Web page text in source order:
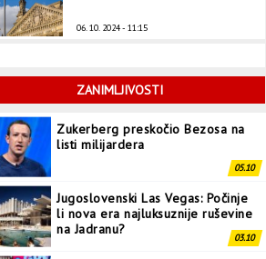
06. 10. 2024 - 11:15
ZANIMLJIVOSTI
Zukerberg preskočio Bezosa na
listi milijardera
05.10
Jugoslovenski Las Vegas: Počinje
li nova era najluksuznije ruševine
na Jadranu?
03.10